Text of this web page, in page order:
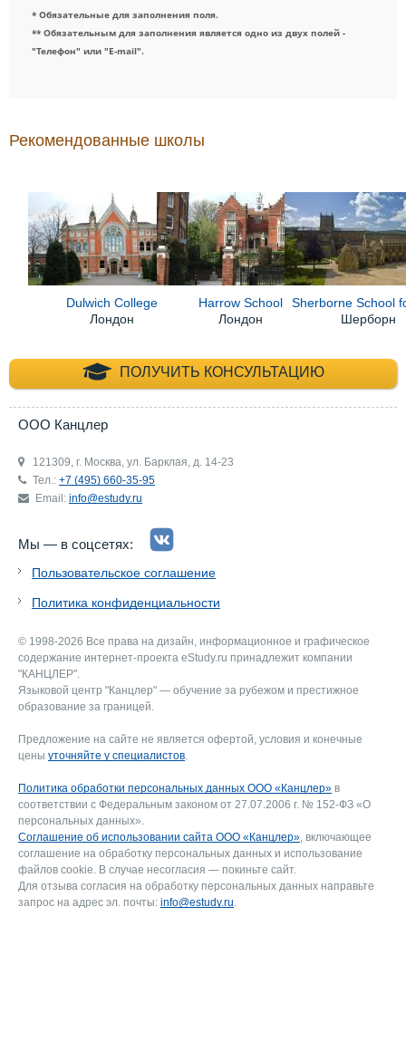
* Обязательные для заполнения поля.
** Обязательным для заполнения является одно из двух полей -
"Телефон" или "E-mail".
Рекомендованные школы
Dulwich College
Лондон
Harrow School
Лондон
Sherborne School
Шерборн
ПОЛУЧИТЬ КОНСУЛЬТАЦИЮ
+7 (495) 660-35-
ООО Канцлер
121309, г. Москва, ул. Барклая, д. 14-23
Тел.: +7 (495) 660-35-95
Email: info@estudy.ru
Мы — в соцсетях:
Пользовательское соглашение
Политика конфиденциальности
© 1998-2026 Все права на дизайн, информационное и графическое
содержание интернет-проекта eStudy.ru принадлежит компании
"КАНЦЛЕР".
Языковой центр "Канцлер" — обучение за рубежом и престижное
образование за границей.
Предложение на сайте не является офертой, условия и конечные
цены уточняйте у специалистов.
Политика обработки персональных данных ООО «Канцлер» в
соответствии с Федеральным законом от 27.07.2006 г. № 152-ФЗ «О
персональных данных».
Соглашение об использовании сайта ООО «Канцлер», включающее
соглашение на обработку персональных данных и использование
файлов cookie. В случае несогласия — покиньте сайт.
Для отзыва согласия на обработку персональных данных направьте
запрос на адрес эл. почты: info@estudy.ru.